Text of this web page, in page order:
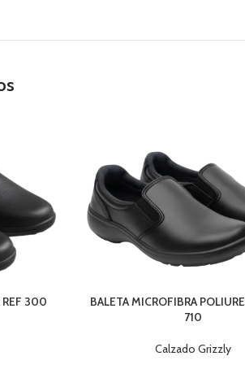
REF 300
BALETA MICROFIBRA
710
Calzado Grizzly